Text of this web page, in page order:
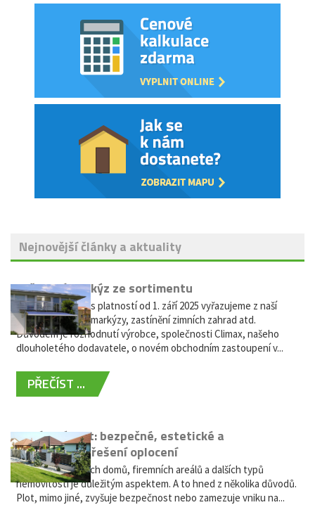
Nejnovější články a aktuality
Vyřazení markýz ze sortimentu
Vážení zákazníci, s platností od 1. září 2025 vyřazujeme z naší
nabídky výsuvné markýzy, zastínění zimních zahrad atd.
Důvodem je rozhodnutí výrobce, společnosti Climax, našeho
dlouholetého dodavatele, o novém obchodním zastoupení v...
PŘEČÍST ...
Hliníkový plot: bezpečné, estetické a
bezúdržbové řešení oplocení
Oplocení rodinných domů, firemních areálů a dalších typů
nemovitostí je důležitým aspektem. A to hned z několika důvodů.
Plot, mimo jiné, zvyšuje bezpečnost nebo zamezuje vniku na...